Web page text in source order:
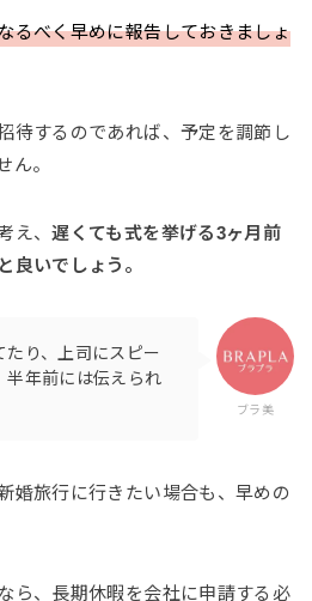
るべく早めに報告しておきましょ
待するのであれば、予定を調節し
ん。
え、遅くても式を挙げる3ヶ月前
良いでしょう。
ブラ美
り、上司にスピー
半年前には伝えられ
婚旅行に行きたい場合も、早めの
ら、長期休暇を会社に申請する必